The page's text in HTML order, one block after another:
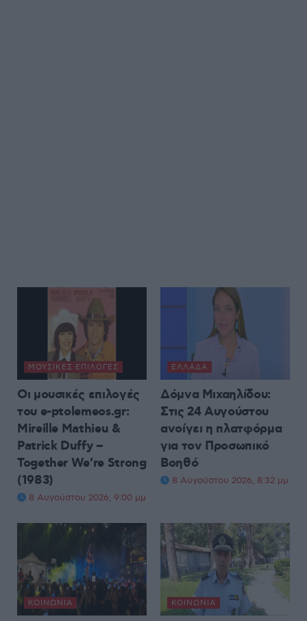
ΜΟΥΣΙΚΈΣ ΕΠΙΛΟΓΈΣ
Οι μουσικές επιλογές
του e-ptolemeos.gr:
Mireille Mathieu &
Patrick Duffy –
Together We’re Strong
(1983)
8 Αυγούστου 2026, 9:00 μμ
ΕΛΛΆΔΑ
Δόμνα Μιχαηλίδου:
Στις 24 Αυγούστου
ανοίγει η πλατφόρμα
για τον Προσωπικό
Βοηθό
8 Αυγούστου 2026, 8:32 μμ
ΚΟΙΝΩΝΊΑ ΚΟΙΝΩΝΊΑ